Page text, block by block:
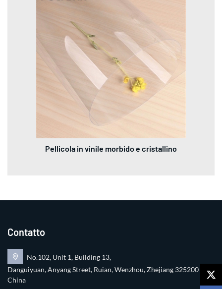
Pellicola in vinile morbido e cristallino
Contatto
No.102, Unit 1, Building 13,
Danguiyuan, Anyang Street, Ruian, Wenzhou, Zhejiang 325200
China